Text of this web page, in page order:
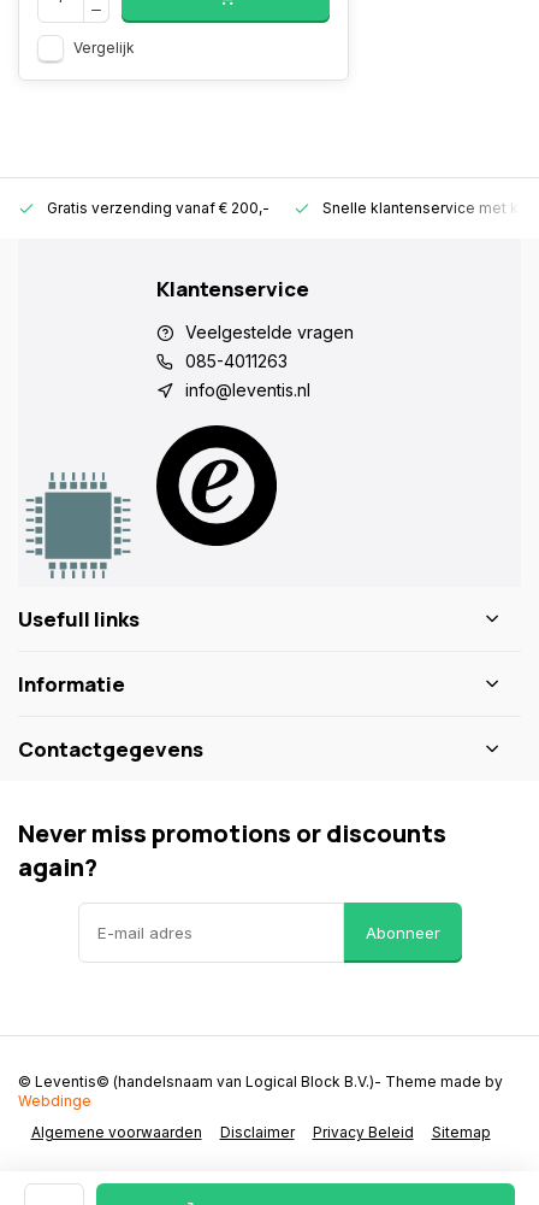
Vergelijk
Gratis verzending vanaf € 200,- Snelle klantenservice met
Klantenservice
Veelgestelde vragen
085-4011263
info@leventis.nl
Usefull links
Informatie
Contactgegevens
Never miss promotions or discounts
again?
Abonneer
Algemene voorwaarden Disclaimer Privacy Beleid Sitemap
© Leventis© (handelsnaam van Logical Block B.V.)- Theme made by
Webdinge